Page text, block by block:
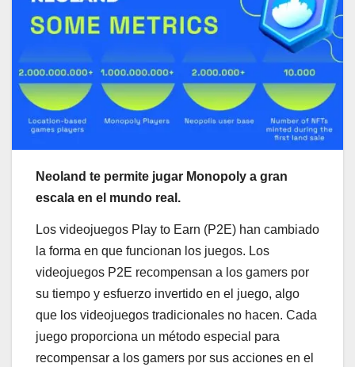
Neoland te permite jugar Monopoly a gran
escala en el mundo real.
Los videojuegos Play to Earn (P2E) han cambiado
la forma en que funcionan los juegos. Los
videojuegos P2E recompensan a los gamers por
su tiempo y esfuerzo invertido en el juego, algo
que los videojuegos tradicionales no hacen. Cada
juego proporciona un método especial para
recompensar a los gamers por sus acciones en el